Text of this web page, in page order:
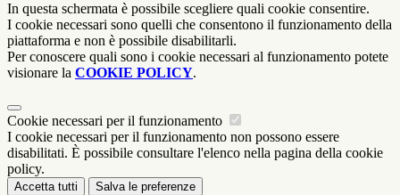
In questa schermata è possibile scegliere quali cookie consentire.
I cookie necessari sono quelli che consentono il funzionamento della
piattaforma e non è possibile disabilitarli.
Per conoscere quali sono i cookie necessari al funzionamento potete
visionare la COOKIE POLICY.
Cookie necessari per il funzionamento
I cookie necessari per il funzionamento non possono essere
disabilitati. È possibile consultare l'elenco nella pagina della cookie
policy.
Accetta tutti Salva le preferenze